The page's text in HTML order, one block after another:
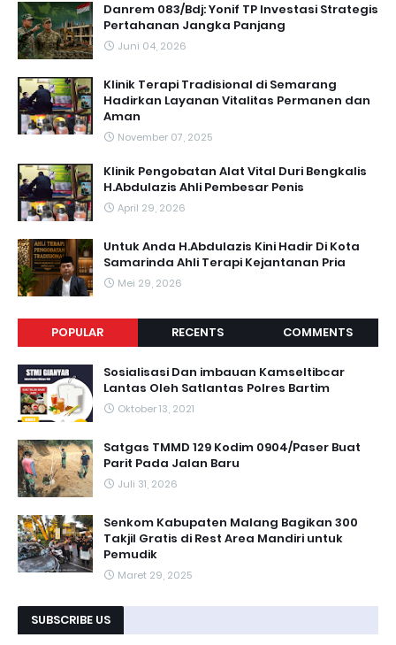
Danrem 083/Bdj: Yonif TP Investasi Strategis
Pertahanan Jangka Panjang
Juni 04, 2026
Klinik Terapi Tradisional di Semarang
Hadirkan Layanan Vitalitas Permanen dan
Aman
November 07, 2025
Klinik Pengobatan Alat Vital Duri Bengkalis
H.Abdulazis Ahli Pembesar Penis
April 29, 2026
Untuk Anda H.Abdulazis Kini Hadir Di Kota
Samarinda Ahli Terapi Kejantanan Pria
Mei 29, 2026
POPULAR RECENTS COMMENTS
Sosialisasi Dan imbauan Kamseltibcar
Lantas Oleh Satlantas Polres Bartim
Oktober 13, 2021
Satgas TMMD 129 Kodim 0904/Paser Buat
Parit Pada Jalan Baru
Juli 31, 2026
Senkom Kabupaten Malang Bagikan 300
Takjil Gratis di Rest Area Mandiri untuk
Pemudik
Maret 29, 2025
SUBSCRIBE US